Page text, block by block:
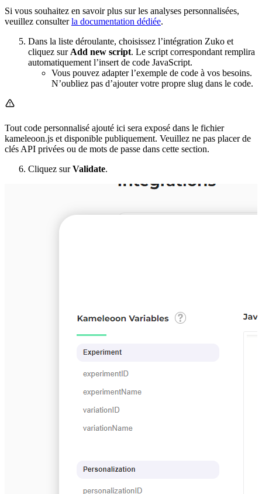
Si vous souhaitez en savoir plus sur les analyses personnalisées,
veuillez consulterla documentation dédiée.
Dans la liste déroulante, choisissez l’intégration Zuko et
cliquez sur Add new script. Le script correspondant remplira
automatiquement l’insert de code JavaScript.
Vous pouvez adapter l’exemple de code à vos besoins.
N’oubliez pas d’ajouter votre propre slug dans le code.
Tout code personnalisé ajouté ici sera exposé dans le fichier
kameleoon.js et disponible publiquement. Veuillez ne pas placer de
clés API privées ou de mots de passe dans cette section.
Cliquez surValidate.